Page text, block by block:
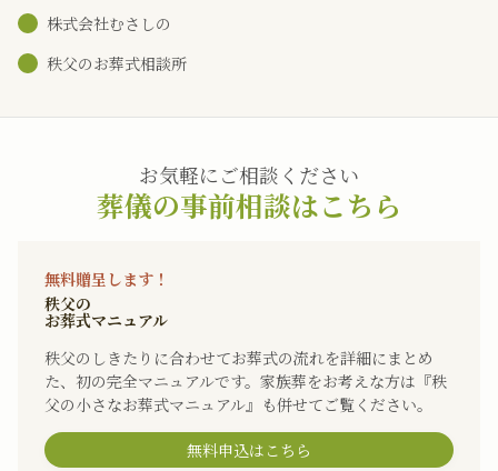
株式会社むさしの
秩父のお葬式相談所
お気軽にご相談ください
葬儀の事前相談はこちら
無料贈呈します！
秩父の
お葬式マニュアル
秩父のしきたりに合わせてお葬式の流れを詳細にまとめ
た、初の完全マニュアルです。家族葬をお考えな方は『秩
父の小さなお葬式マニュアル』も併せてご覧ください。
無料申込はこちら